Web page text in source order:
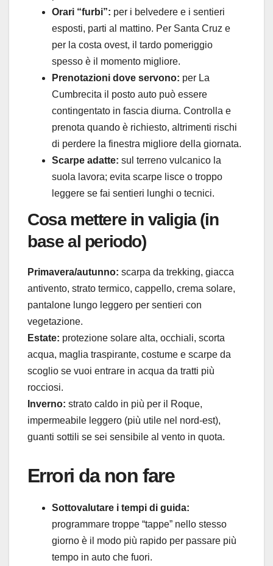
Orari “furbi”: per i belvedere e i sentieri
esposti, parti al mattino. Per Santa Cruz e
per la costa ovest, il tardo pomeriggio
spesso è il momento migliore.
Prenotazioni dove servono: per La
Cumbrecita il posto auto può essere
contingentato in fascia diurna. Controlla e
prenota quando è richiesto, altrimenti rischi
di perdere la finestra migliore della giornata.
Scarpe adatte: sul terreno vulcanico la
suola lavora; evita scarpe lisce o troppo
leggere se fai sentieri lunghi o tecnici.
Cosa mettere in valigia (in
base al periodo)
Primavera/autunno: scarpa da trekking, giacca
antivento, strato termico, cappello, crema solare,
pantalone lungo leggero per sentieri con
vegetazione.
Estate: protezione solare alta, occhiali, scorta
acqua, maglia traspirante, costume e scarpe da
scoglio se vuoi entrare in acqua da tratti più
rocciosi.
Inverno: strato caldo in più per il Roque,
impermeabile leggero (più utile nel nord-est),
guanti sottili se sei sensibile al vento in quota.
Errori da non fare
Sottovalutare i tempi di guida:
programmare troppe “tappe” nello stesso
giorno è il modo più rapido per passare più
tempo in auto che fuori.